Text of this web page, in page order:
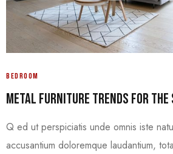
BEDROOM
Metal Furniture Trends For The
Q ed ut perspiciatis unde omnis iste
accusantium doloremque laudantium,